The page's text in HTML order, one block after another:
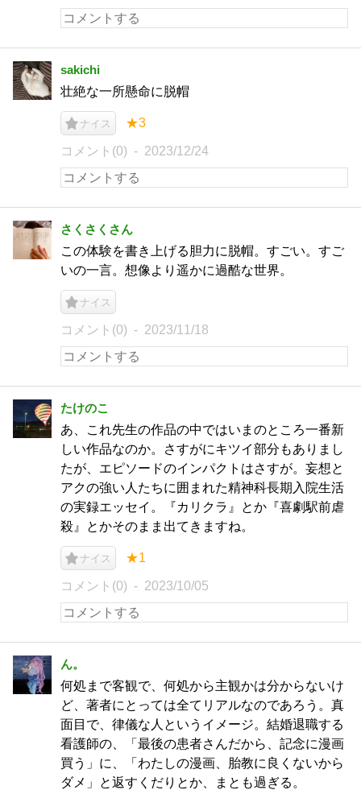
sakichi
壮絶な一所懸命に脱帽
ナイス ★3
コメント(0) 2023/12/24
さくさくさん
この体験を書き上げる胆力に脱帽。すごい。すご
いの一言。想像より遥かに過酷な世界。
ナイス
コメント(0) 2023/11/18
たけのこ
あ、これ先生の作品の中ではいまのところ一番新
しい作品なのか。さすがにキツイ部分もありまし
たが、エピソードのインパクトはさすが。妄想と
アクの強い人たちに囲まれた精神科長期入院生活
の実録エッセイ。『カリクラ』とか『喜劇駅前虐
殺』とかそのまま出てきますね。
ナイス ★1
コメント(0) 2023/10/05
ん。
何処まで客観で、何処から主観かは分からないけ
ど、著者にとっては全てリアルなのであろう。真
面目で、律儀な人というイメージ。結婚退職する
看護師の、「最後の患者さんだから、記念に漫画
買う」に、「わたしの漫画、胎教に良くないから
ダメ」と返すくだりとか、まとも過ぎる。